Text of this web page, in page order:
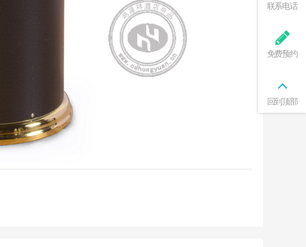
联系电话
免费预约
回到顶部